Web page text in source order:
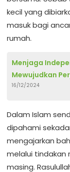
kecil yang
masuk bagi
rumah.
Menjaga
Mewujudkan
Intelektual
16/12/2024
Dalam Islam
dipahami
mengajarkan
melalui tindakan
masing.